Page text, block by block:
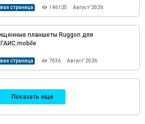
страница 146125 Август’2026
страница 7036 Август’2026
планшеты Ruggon для
Показать еще